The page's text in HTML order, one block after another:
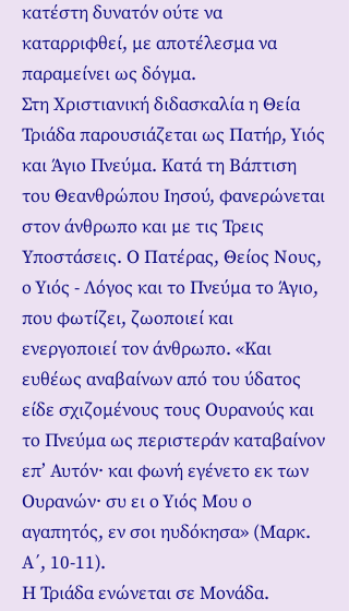
κατέστη δυνατόν ούτε να
καταρριφθεί, με αποτέλεσμα να
παραμείνει ως δόγμα.
Στη Χριστιανική διδασκαλία η Θεία
Τριάδα παρουσιάζεται ως Πατήρ, Υιός
και Άγιο Πνεύμα. Κατά τη Βάπτιση
του Θεανθρώπου Ιησού, φανερώνεται
στον άνθρωπο και με τις Τρεις
Υποστάσεις. Ο Πατέρας, Θείος Νους,
ο Υιός - Λόγος και το Πνεύμα το Άγιο,
που φωτίζει, ζωοποιεί και
ενεργοποιεί τον άνθρωπο. «Και
ευθέως αναβαίνων από του ύδατος
είδε σχιζομένους τους Ουρανούς και
το Πνεύμα ως περιστεράν καταβαίνον
επ’ Αυτόν· και φωνή εγένετο εκ των
Ουρανών· συ ει ο Υιός Μου ο
αγαπητός, εν σοι ηυδόκησα» (Μαρκ.
Α΄, 10-11).
Η Τριάδα ενώνεται σε Μονάδα.